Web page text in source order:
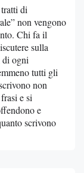
di
non vengono
Chi fa il
sulla
di ogni
tutti gli
non
e si
e
scrivono